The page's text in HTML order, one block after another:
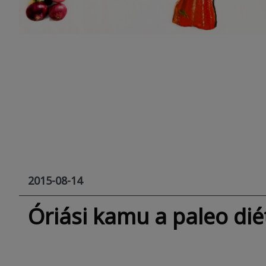
2015-08-14
Óriási kamu a paleo